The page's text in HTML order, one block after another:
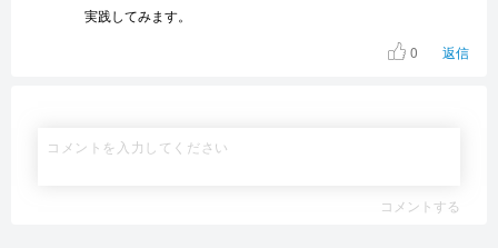
実践してみます。
0
返信
コメントする